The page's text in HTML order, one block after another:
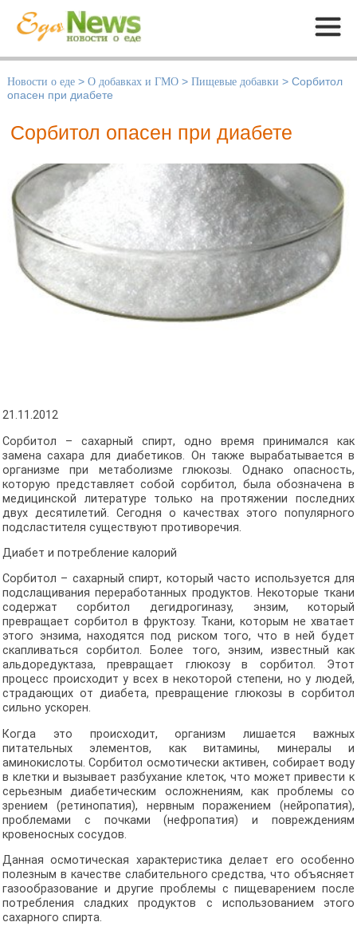
Меню
Новости о еде > О добавках и ГМО > Пищевые добавки > Сорбитол
опасен при диабете
Сорбитол опасен при диабете
21.11.2012
Сорбитол – сахарный спирт, одно время принимался как
замена сахара для диабетиков. Он также вырабатывается в
организме при метаболизме глюкозы. Однако опасность,
которую представляет собой сорбитол, была обозначена в
медицинской литературе только на протяжении последних
двух десятилетий. Сегодня о качествах этого популярного
подсластителя существуют противоречия.
Диабет и потребление калорий
Сорбитол – сахарный спирт, который часто используется для
подслащивания переработанных продуктов. Некоторые ткани
содержат сорбитол дегидрогиназу, энзим, который
превращает сорбитол в фруктозу. Ткани, которым не хватает
этого энзима, находятся под риском того, что в ней будет
скапливаться сорбитол. Более того, энзим, известный как
альдоредуктаза, превращает глюкозу в сорбитол. Этот
процесс происходит у всех в некоторой степени, но у людей,
страдающих от диабета, превращение глюкозы в сорбитол
сильно ускорен.
Когда это происходит, организм лишается важных
питательных элементов, как витамины, минералы и
аминокислоты. Сорбитол осмотически активен, собирает воду
в клетки и вызывает разбухание клеток, что может привести к
серьезным диабетическим осложнениям, как проблемы со
зрением (ретинопатия), нервным поражением (нейропатия),
проблемами с почками (нефропатия) и повреждениям
кровеносных сосудов.
Данная осмотическая характеристика делает его особенно
полезным в качестве слабительного средства, что объясняет
газообразование и другие проблемы с пищеварением после
потребления сладких продуктов с использованием этого
сахарного спирта.